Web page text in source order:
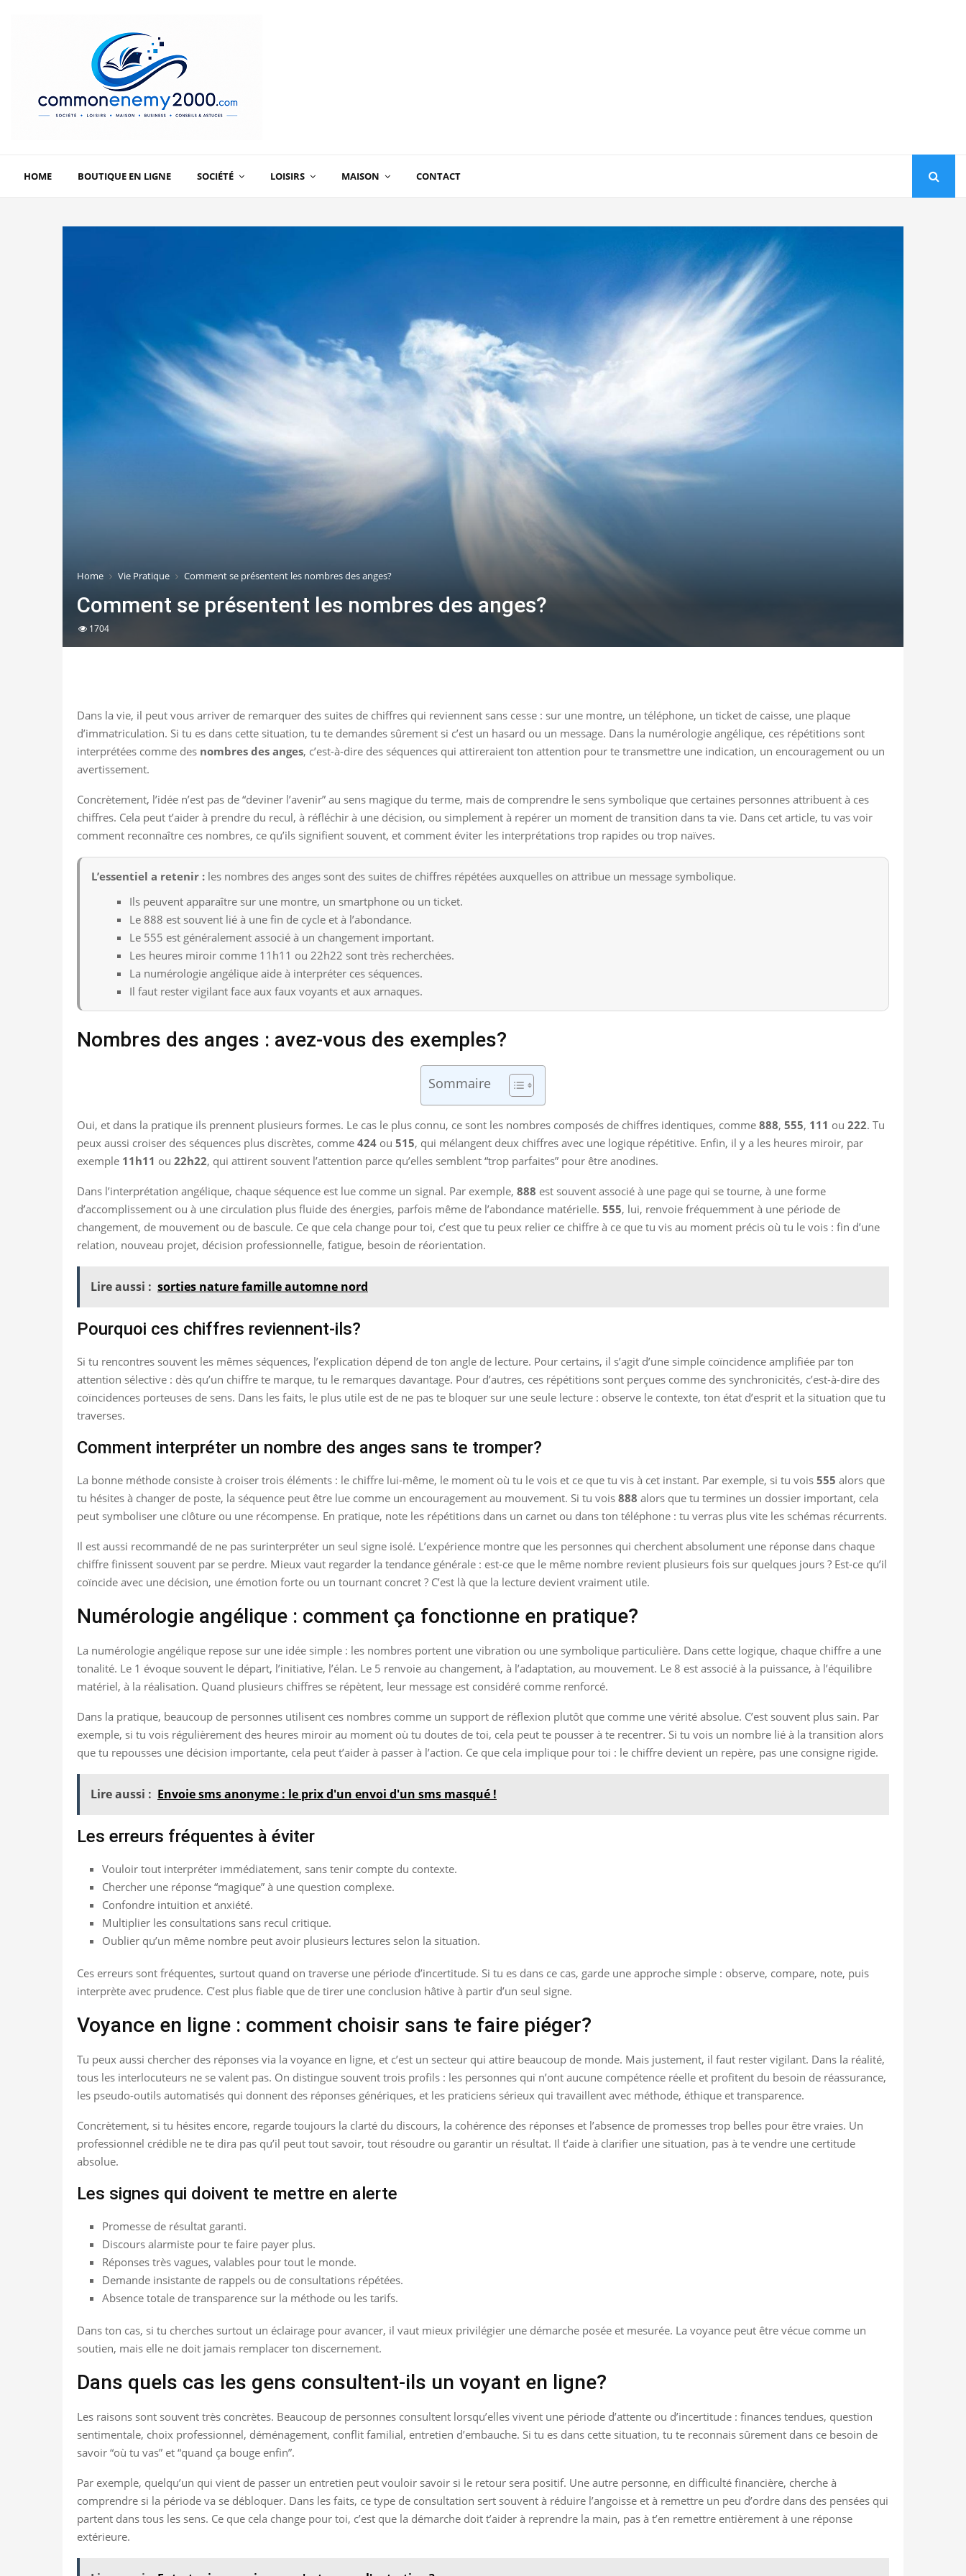
HOME BOUTIQUE EN LIGNE SOCIÉTÉ LOISIRS MAISON CONTACT
Home Vie Pratique Comment se présentent les nombres des anges?
Comment se présentent les nombres des anges?
1704
Dans la vie, il peut vous arriver de remarquer des suites de chiffres qui reviennent sans cesse : sur une montre, un téléphone, un ticket de caisse, une plaque
d’immatriculation. Si tu es dans cette situation, tu te demandes sûrement si c’est un hasard ou un message. Dans la numérologie angélique, ces répétitions sont
interprétées comme des nombres des anges, c’est-à-dire des séquences qui attireraient ton attention pour te transmettre une indication, un encouragement ou un
avertissement.
Concrètement, l’idée n’est pas de “deviner l’avenir” au sens magique du terme, mais de comprendre le sens symbolique que certaines personnes attribuent à ces
chiffres. Cela peut t’aider à prendre du recul, à réfléchir à une décision, ou simplement à repérer un moment de transition dans ta vie. Dans cet article, tu vas voir
comment reconnaître ces nombres, ce qu’ils signifient souvent, et comment éviter les interprétations trop rapides ou trop naïves.
L’essentiel a retenir : les nombres des anges sont des suites de chiffres répétées auxquelles on attribue un message symbolique.
Ils peuvent apparaître sur une montre, un smartphone ou un ticket.
Le 888 est souvent lié à une fin de cycle et à l’abondance.
Le 555 est généralement associé à un changement important.
Les heures miroir comme 11h11 ou 22h22 sont très recherchées.
La numérologie angélique aide à interpréter ces séquences.
Il faut rester vigilant face aux faux voyants et aux arnaques.
Nombres des anges : avez-vous des exemples?
Sommaire
Oui, et dans la pratique ils prennent plusieurs formes. Le cas le plus connu, ce sont les nombres composés de chiffres identiques, comme 888, 555, 111 ou 222. Tu
peux aussi croiser des séquences plus discrètes, comme 424 ou 515, qui mélangent deux chiffres avec une logique répétitive. Enfin, il y a les heures miroir, par
exemple 11h11 ou 22h22, qui attirent souvent l’attention parce qu’elles semblent “trop parfaites” pour être anodines.
Dans l’interprétation angélique, chaque séquence est lue comme un signal. Par exemple, 888 est souvent associé à une page qui se tourne, à une forme
d’accomplissement ou à une circulation plus fluide des énergies, parfois même de l’abondance matérielle. 555, lui, renvoie fréquemment à une période de
changement, de mouvement ou de bascule. Ce que cela change pour toi, c’est que tu peux relier ce chiffre à ce que tu vis au moment précis où tu le vois : fin d’une
relation, nouveau projet, décision professionnelle, fatigue, besoin de réorientation.
Lire aussi : sorties nature famille automne nord
Pourquoi ces chiffres reviennent-ils?
Si tu rencontres souvent les mêmes séquences, l’explication dépend de ton angle de lecture. Pour certains, il s’agit d’une simple coïncidence amplifiée par ton
attention sélective : dès qu’un chiffre te marque, tu le remarques davantage. Pour d’autres, ces répétitions sont perçues comme des synchronicités, c’est-à-dire des
coïncidences porteuses de sens. Dans les faits, le plus utile est de ne pas te bloquer sur une seule lecture : observe le contexte, ton état d’esprit et la situation que tu
traverses.
Comment interpréter un nombre des anges sans te tromper?
La bonne méthode consiste à croiser trois éléments : le chiffre lui-même, le moment où tu le vois et ce que tu vis à cet instant. Par exemple, si tu vois 555 alors que
tu hésites à changer de poste, la séquence peut être lue comme un encouragement au mouvement. Si tu vois 888 alors que tu termines un dossier important, cela
peut symboliser une clôture ou une récompense. En pratique, note les répétitions dans un carnet ou dans ton téléphone : tu verras plus vite les schémas récurrents.
Il est aussi recommandé de ne pas surinterpréter un seul signe isolé. L’expérience montre que les personnes qui cherchent absolument une réponse dans chaque
chiffre finissent souvent par se perdre. Mieux vaut regarder la tendance générale : est-ce que le même nombre revient plusieurs fois sur quelques jours ? Est-ce qu’il
coïncide avec une décision, une émotion forte ou un tournant concret ? C’est là que la lecture devient vraiment utile.
Numérologie angélique : comment ça fonctionne en pratique?
La numérologie angélique repose sur une idée simple : les nombres portent une vibration ou une symbolique particulière. Dans cette logique, chaque chiffre a une
tonalité. Le 1 évoque souvent le départ, l’initiative, l’élan. Le 5 renvoie au changement, à l’adaptation, au mouvement. Le 8 est associé à la puissance, à l’équilibre
matériel, à la réalisation. Quand plusieurs chiffres se répètent, leur message est considéré comme renforcé.
Dans la pratique, beaucoup de personnes utilisent ces nombres comme un support de réflexion plutôt que comme une vérité absolue. C’est souvent plus sain. Par
exemple, si tu vois régulièrement des heures miroir au moment où tu doutes de toi, cela peut te pousser à te recentrer. Si tu vois un nombre lié à la transition alors
que tu repousses une décision importante, cela peut t’aider à passer à l’action. Ce que cela implique pour toi : le chiffre devient un repère, pas une consigne rigide.
Lire aussi : Envoie sms anonyme : le prix d'un envoi d'un sms masqué !
Les erreurs fréquentes à éviter
Vouloir tout interpréter immédiatement, sans tenir compte du contexte.
Chercher une réponse “magique” à une question complexe.
Confondre intuition et anxiété.
Multiplier les consultations sans recul critique.
Oublier qu’un même nombre peut avoir plusieurs lectures selon la situation.
Ces erreurs sont fréquentes, surtout quand on traverse une période d’incertitude. Si tu es dans ce cas, garde une approche simple : observe, compare, note, puis
interprète avec prudence. C’est plus fiable que de tirer une conclusion hâtive à partir d’un seul signe.
Voyance en ligne : comment choisir sans te faire piéger?
Tu peux aussi chercher des réponses via la voyance en ligne, et c’est un secteur qui attire beaucoup de monde. Mais justement, il faut rester vigilant. Dans la réalité,
tous les interlocuteurs ne se valent pas. On distingue souvent trois profils : les personnes qui n’ont aucune compétence réelle et profitent du besoin de réassurance,
les pseudo-outils automatisés qui donnent des réponses génériques, et les praticiens sérieux qui travaillent avec méthode, éthique et transparence.
Concrètement, si tu hésites encore, regarde toujours la clarté du discours, la cohérence des réponses et l’absence de promesses trop belles pour être vraies. Un
professionnel crédible ne te dira pas qu’il peut tout savoir, tout résoudre ou garantir un résultat. Il t’aide à clarifier une situation, pas à te vendre une certitude
absolue.
Les signes qui doivent te mettre en alerte
Promesse de résultat garanti.
Discours alarmiste pour te faire payer plus.
Réponses très vagues, valables pour tout le monde.
Demande insistante de rappels ou de consultations répétées.
Absence totale de transparence sur la méthode ou les tarifs.
Dans ton cas, si tu cherches surtout un éclairage pour avancer, il vaut mieux privilégier une démarche posée et mesurée. La voyance peut être vécue comme un
soutien, mais elle ne doit jamais remplacer ton discernement.
Dans quels cas les gens consultent-ils un voyant en ligne?
Les raisons sont souvent très concrètes. Beaucoup de personnes consultent lorsqu’elles vivent une période d’attente ou d’incertitude : finances tendues, question
sentimentale, choix professionnel, déménagement, conflit familial, entretien d’embauche. Si tu es dans cette situation, tu te reconnais sûrement dans ce besoin de
savoir “où tu vas” et “quand ça bouge enfin”.
Par exemple, quelqu’un qui vient de passer un entretien peut vouloir savoir si le retour sera positif. Une autre personne, en difficulté financière, cherche à
comprendre si la période va se débloquer. Dans les faits, ce type de consultation sert souvent à réduire l’angoisse et à remettre un peu d’ordre dans des pensées qui
partent dans tous les sens. Ce que cela change pour toi, c’est que la démarche doit t’aider à reprendre la main, pas à t’en remettre entièrement à une réponse
extérieure.